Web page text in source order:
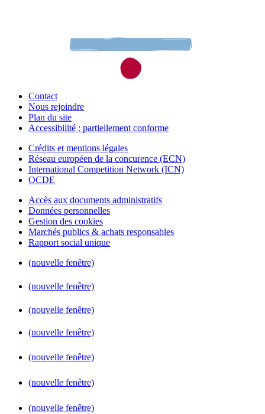
Contact
Nous rejoindre
Plan du site
Accessibilité : partiellement conforme
Crédits et mentions légales
Réseau européen de la concurence (ECN)
International Competition Network (ICN)
OCDE
Accès aux documents administratifs
Données personnelles
Gestion des cookies
Marchés publics & achats responsables
Rapport social unique
(nouvelle fenêtre)
(nouvelle fenêtre)
(nouvelle fenêtre)
(nouvelle fenêtre)
(nouvelle fenêtre)
(nouvelle fenêtre)
(nouvelle fenêtre)